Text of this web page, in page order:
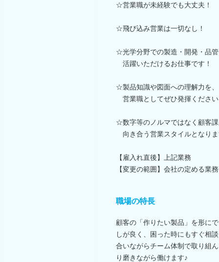
☆営業職が未経験でも大丈夫！
☆飛び込み営業は一切なし！
☆光学分野での製造・開発・品
活躍いただけるお仕事です！
☆製品知識や図面への理解力を、
営業職としてぜひ発揮くださ
☆数字等のノルマではなく顧客
向き合う営業スタイルとなり
【雇入れ直後】上記業務
【変更の範囲】会社の定める業
職場の特長
顧客の「作りたい製品」を形に
しが良く、困った時にもすぐ相
合いながらチーム体制で取り組
り磨きながら働けます♪